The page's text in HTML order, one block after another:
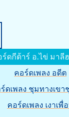
ร์ดกีต้าร์ อ.ไข่ มาลี
คอร์ดเพลง อดีต
ดเพลง ชุมทางเขา
คอร์ดเพลง เงาเพื่